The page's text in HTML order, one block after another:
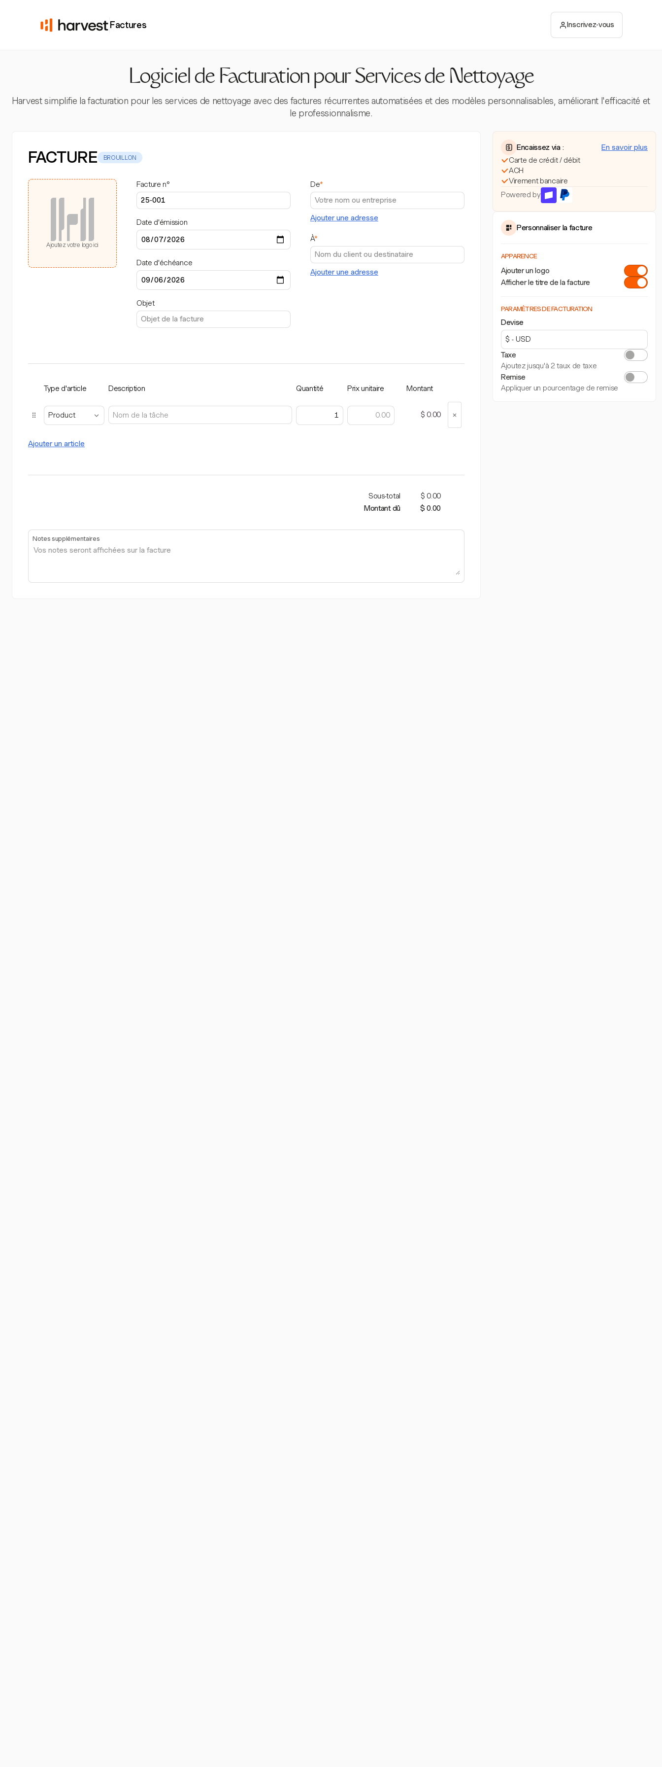
Factures Inscrivez-vous
Logiciel de Facturation pour Services de Nettoyage
Harvest simplifie la facturation pour les services de nettoyage avec des factures récurrentes automatisées et des modèles personnalisables, améliorant l'efficacité et
le professionnalisme.
FACTURE BROUILLON
Ajoutez votre logo ici
Facture n°
Date d'émission
Date d'échéance
Objet
De*
Ajouter une adresse
À*
Ajouter une adresse
Type d'article Description Quantité Prix unitaire Montant
Product $ 0.00
Ajouter un article
Sous-total
$ 0.00
Montant dû
$ 0.00
Notes supplémentaires
Encaissez via :
En savoir plus
Carte de crédit / débit
ACH
Virement bancaire
Powered by
Personnaliser la facture
APPARENCE
Ajouter un logo
Afficher le titre de la facture
PARAMÈTRES DE FACTURATION
Devise
Taxe
Ajoutez jusqu'à 2 taux de taxe
Remise
Appliquer un pourcentage de remise